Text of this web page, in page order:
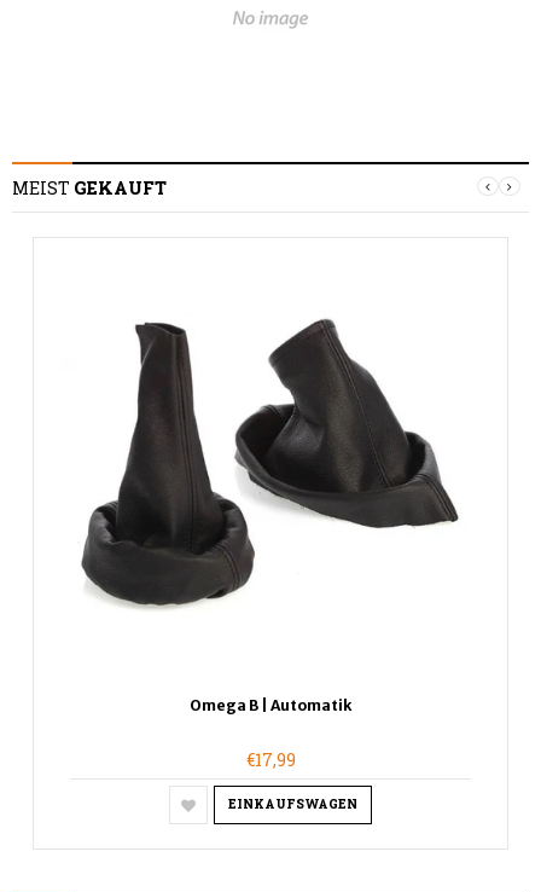
MEIST GEKAUFT
Omega B | Automatik
€17,99
EINKAUFSWAGEN